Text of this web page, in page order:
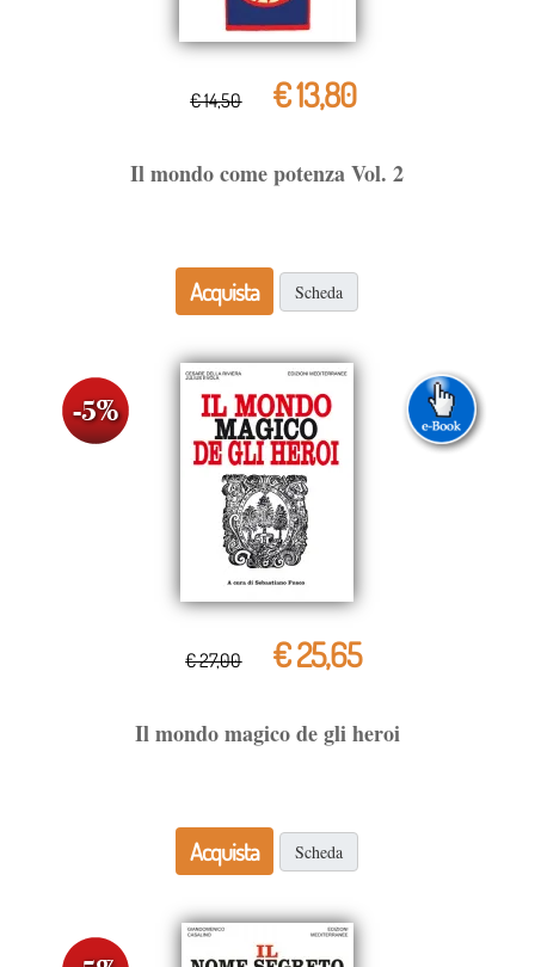
€ 14,50 € 13,80
Il mondo come potenza Vol. 2
Acquista Scheda
€ 27,00 € 25,65
Il mondo magico de gli heroi
Acquista Scheda